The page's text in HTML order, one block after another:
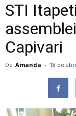
STI
Capivari
De Amanda - 18 de